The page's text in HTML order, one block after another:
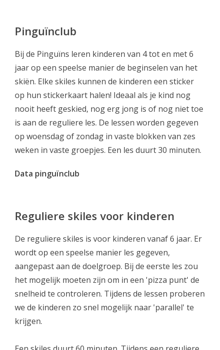
Pinguïnclub
Bij de Pinguïns leren kinderen van 4 tot en met 6
jaar op een speelse manier de beginselen van het
skiën. Elke skiles kunnen de kinderen een sticker
op hun stickerkaart halen! Ideaal als je kind nog
nooit heeft geskied, nog erg jong is of nog niet toe
is aan de reguliere les. De lessen worden gegeven
op woensdag of zondag in vaste blokken van zes
weken in vaste groepjes. Een les duurt 30 minuten.
Data pinguïnclub
Reguliere skiles voor kinderen
De reguliere skiles is voor kinderen vanaf 6 jaar. Er
wordt op een speelse manier les gegeven,
aangepast aan de doelgroep. Bij de eerste les zou
het mogelijk moeten zijn om in een 'pizza punt' de
snelheid te controleren. Tijdens de lessen proberen
we de kinderen zo snel mogelijk naar 'parallel' te
krijgen.